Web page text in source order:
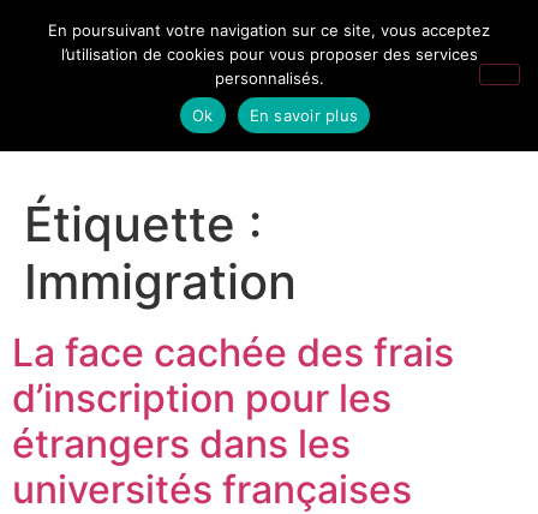
Étiquette :
Immigration
La face cachée des frais
d’inscription pour les
étrangers dans les
universités françaises
En poursuivant votre navigation sur ce site, vous acceptez
l’utilisation de cookies pour vous proposer des services
personnalisés.
Ok
En savoir plus